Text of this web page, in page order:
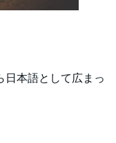
日本語として広まっ